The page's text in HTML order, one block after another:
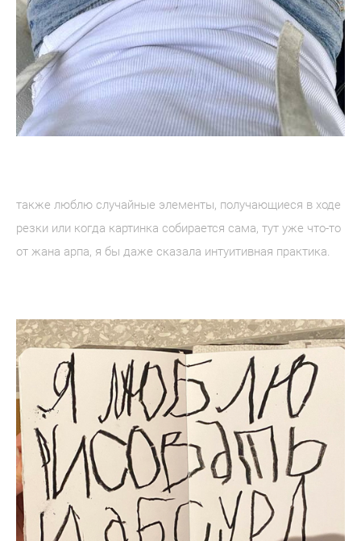
также люблю случайные элементы, получающиеся в ходе
резки или когда картинка собирается сама, тут уже что-то
от жана арпа, я бы даже сказала интуитивная практика.